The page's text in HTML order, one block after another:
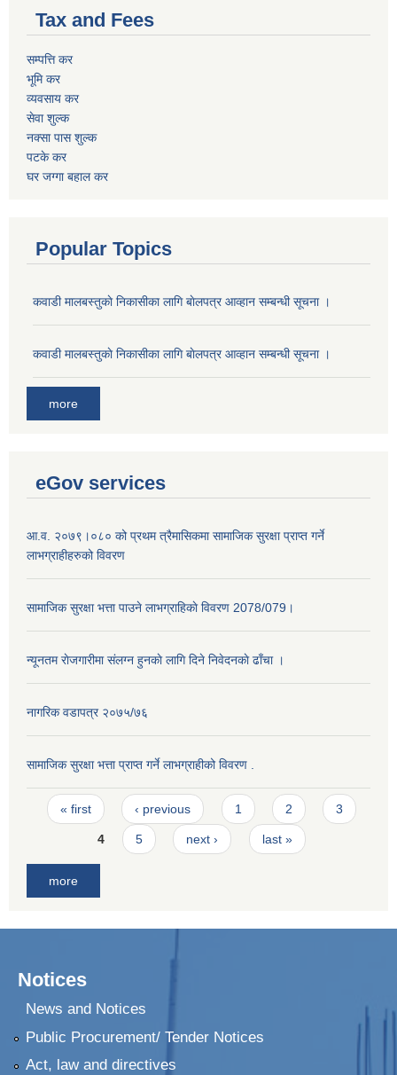
Tax and Fees
सम्पत्ति कर
भूमि कर
व्यवसाय कर
सेवा शुल्क
नक्सा पास शुल्क
पटके कर
घर जग्गा बहाल कर
Popular Topics
कवाडी मालबस्तुकाे निकासीका लागि बाेलपत्र आव्हान सम्बन्धी सूचना ।
कवाडी मालबस्तुकाे निकासीका लागि बाेलपत्र आव्हान सम्बन्धी सूचना ।
more
eGov services
आ.व. २०७९।०८० को प्रथम त्रैमासिकमा सामाजिक सुरक्षा प्राप्त गर्ने
लाभग्राहीहरुको विवरण
सामाजिक सुरक्षा भत्ता पाउने लाभग्राहिकाे विवरण 2078/079।
न्यूनतम राेजगारीमा संलग्न हुनकाे लागि दिने निवेदनकाे ढाँचा ।
नागरिक वडापत्र २०७५/७६
सामाजिक सुरक्षा भत्ता प्राप्त गर्ने लाभग्राहीको विवरण .
Pages
« first ‹ previous 1 2 3
4 5 next › last »
more
Notices
News and Notices
Public Procurement/ Tender Notices
Act, law and directives